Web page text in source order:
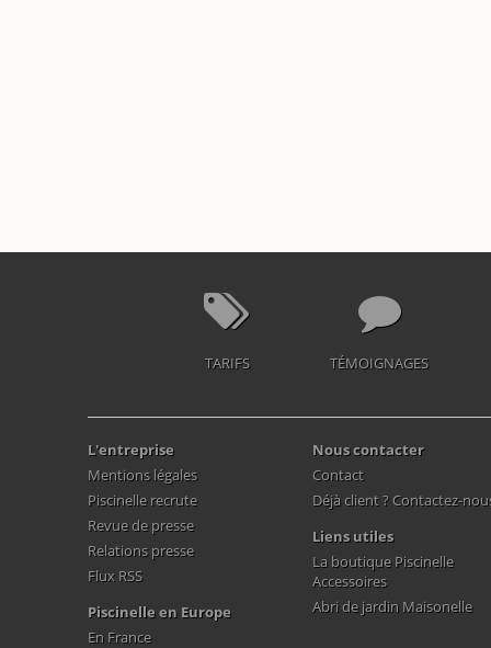
TARIFS TÉMOIGNAGES
L'entreprise
Mentions légales
Piscinelle recrute
Revue de presse
Relations presse
Flux RSS
Piscinelle en Europe
En France
Nous contacter
Contact
Déjà client ? Contactez-
Liens utiles
La boutique Piscinelle
Accessoires
Abri de jardin Maisonelle